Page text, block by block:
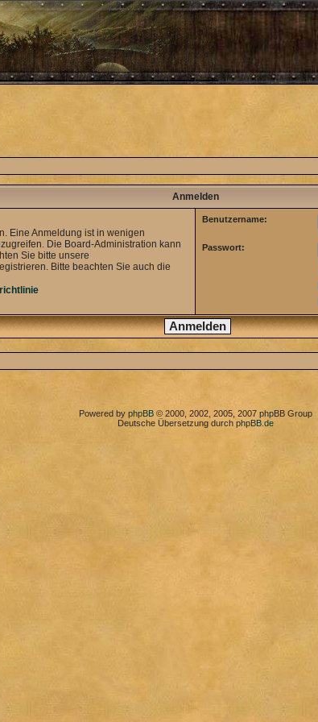
Anmelden
Eine Anmeldung ist in wenigen
Die Board-Administration kann
Sie bitte unsere
Bitte beachten Sie auch die
Benutzername:
Passwort:
Powered by phpBB © 2000, 2002, 2005, 2007 phpBB Group
Deutsche Übersetzung durch phpBB.de